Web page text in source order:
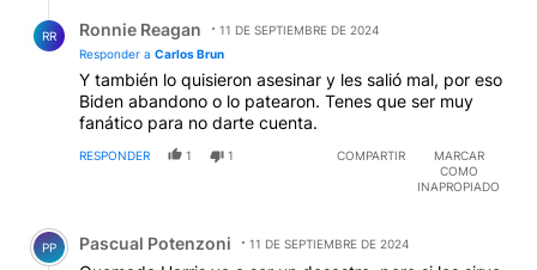
RR Ronnie Reagan
11 DE SEPTIEMBRE DE 2024
Responder a Carlos Brun
Y también lo quisieron asesinar y les salió mal, por eso
Biden abandono o lo patearon. Tenes que ser muy
fanático para no darte cuenta.
RESPONDER 1 1 COMPARTIR
MARCAR
COMO
INAPROPIADO
Comentario de Pascual Potenzoni.
PP Pascual Potenzoni 11 DE SEPTIEMBRE DE 2024